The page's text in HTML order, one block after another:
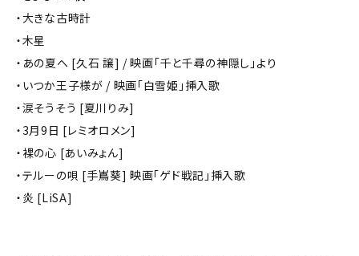
・大きな古時計
・木星
・あの夏へ [久石 譲] / 映画「千と千尋の神隠し」より
・いつか王子様が / 映画「白雪姫」挿入歌
・涙そうそう [夏川りみ]
・3月9日 [レミオロメン]
・裸の心 [あいみょん]
・テルーの唄 [手嶌葵] 映画「ゲド戦記」挿入歌
・炎 [LiSA]